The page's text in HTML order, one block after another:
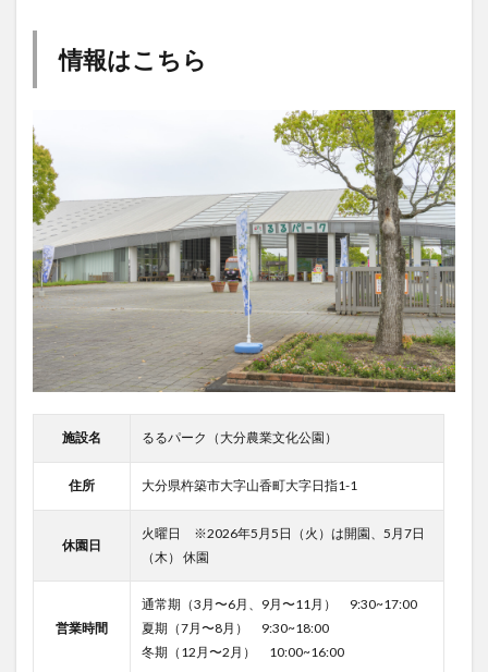
情報はこちら
施設名 るるパーク（大分農業文化公園）
住所 大分県杵築市大字山香町大字日指1-1
休園日
火曜日 ※2026年5月5日（火）は開園、5月7日
（木） 休園
営業時間
通常期（3月〜6月、9月〜11月） 9:30~17:00
夏期（7月〜8月） 9:30~18:00
冬期（12月〜2月） 10:00~16:00